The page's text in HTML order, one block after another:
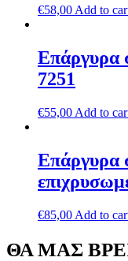
€58,00 Add to
Επάργυρα
7251
€55,00 Add to
Επάργυρα
€85,00 Add to
ΘΑ ΜΑΣ